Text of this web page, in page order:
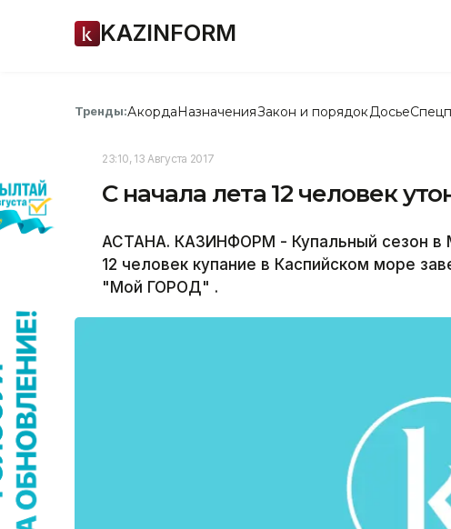
KAZINFORM
Тренды:АкордаНазначенияЗакон и порядок Досье
23:10, 13 Августа 2017
С начала лета 12 человек
АСТАНА. КАЗИНФОРМ - Купальный сезон в
12 человек купание в Каспийском море
"Мой ГОРОД" .